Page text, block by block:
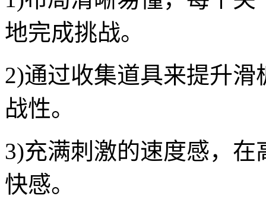
地完成挑战。
2)通过收集道具来提升
战性。
3)充满刺激的速度感，
快感。